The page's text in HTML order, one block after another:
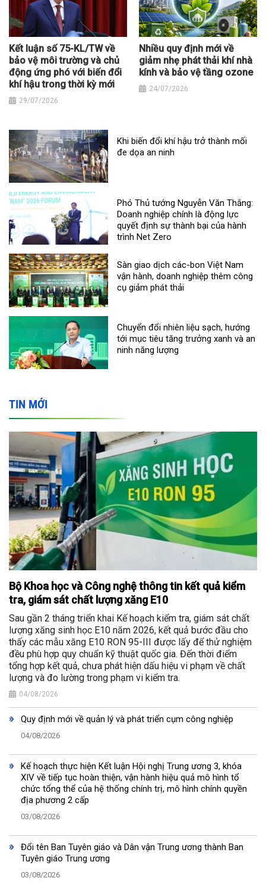
Kết luận số 75-KL/TW về
bảo vệ môi trường và chủ
động ứng phó với biến đổi
khí hậu trong thời kỳ mới
29/07/2026
Nhiều quy định mới về
giảm nhẹ phát thải khí nhà
kính và bảo vệ tầng ozone
24/07/2026
Khi biến đổi khí hậu trở thành mối
đe dọa an ninh
Phó Thủ tướng Nguyễn Văn Thắng:
Doanh nghiệp chính là động lực
quyết định sự thành bại của hành
trình Net Zero
Sàn giao dịch các-bon Việt Nam
vận hành, doanh nghiệp thêm công
cụ giảm phát thải
Chuyển đổi nhiên liệu sạch, hướng
tới mục tiêu tăng trưởng xanh và an
ninh năng lượng
TIN MỚI
Bộ Khoa học và Công nghệ thông tin kết quả kiểm
tra, giám sát chất lượng xăng E10
Sau gần 2 tháng triển khai Kế hoạch kiểm tra, giám sát chất
lượng xăng sinh học E10 năm 2026, kết quả bước đầu cho
thấy các mẫu xăng E10 RON 95-III được lấy để thử nghiệm
đều phù hợp quy chuẩn kỹ thuật quốc gia. Đến thời điểm
tổng hợp kết quả, chưa phát hiện dấu hiệu vi phạm về chất
lượng và đo lường trong phạm vi kiểm tra.
04/08/2026
Quy định mới về quản lý và phát triển cụm công nghiệp
04/08/2026
Kế hoạch thực hiện Kết luận Hội nghị Trung ương 3, khóa
XIV về tiếp tục hoàn thiện, vận hành hiệu quả mô hình tổ
chức tổng thể của hệ thống chính trị, mô hình chính quyền
địa phương 2 cấp
03/08/2026
Đổi tên Ban Tuyên giáo và Dân vận Trung ương thành Ban
Tuyên giáo Trung ương
03/08/2026